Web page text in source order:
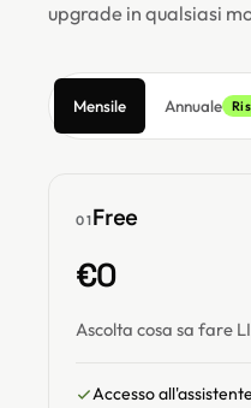
upgrade in qualsiasi
Mensile Annuale
01Free
€0
Ascolta cosa sa fare
Accesso